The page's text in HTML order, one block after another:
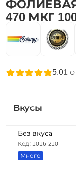
ФОЛИЕВАЯ
470 МКГ
5.01
Вкусы
Без вкуса
Код: 1016-210
Много